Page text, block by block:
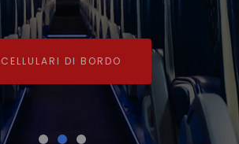
CELLULARI DI BORDO
CELLULARI DI BORDO
CELLULARI DI BORDO